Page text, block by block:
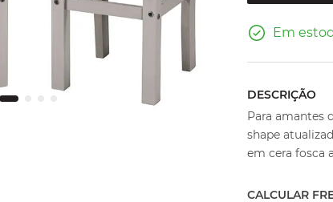
Em
DESCRIÇÃO
Para amantes
shape
em cera fosca